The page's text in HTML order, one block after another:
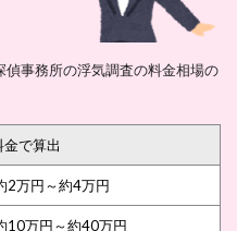
事務所の浮気調査の料金相場の
で算出
2万円～約4万円
10万円～約40万円